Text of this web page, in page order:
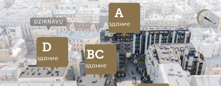
A
здание
BC
здание
D
здание